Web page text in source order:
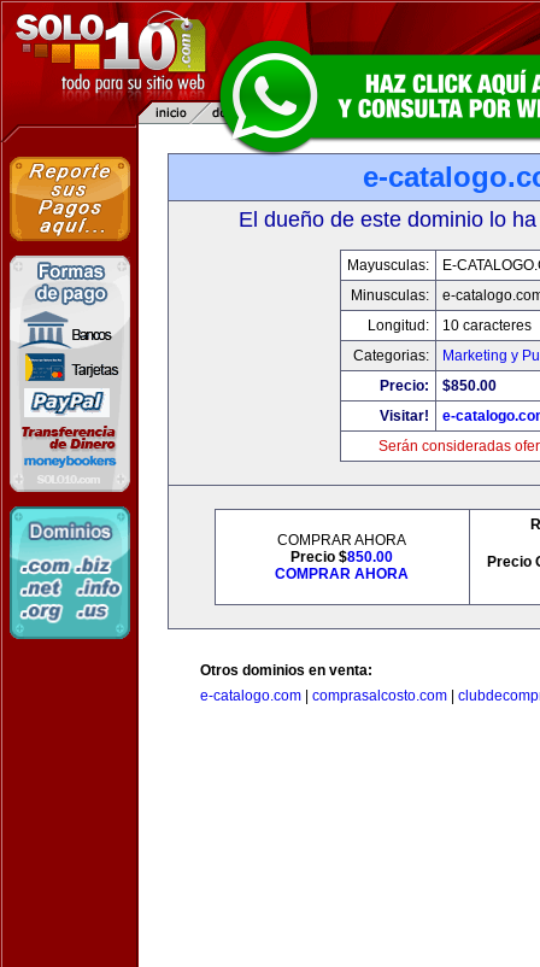
e-
El dueño de este dominio lo
Mayusculas:
E-
Minusculas:
e-
Longitud:
10 caracteres
Categorias:
Marketing y
Precio:
$850.00
Visitar!
e-
Serán consideradas
COMPRAR AHORA
Precio $850.00
COMPRAR AHORA
Precio
Otros dominios en venta:
e-catalogo.com
comprasalcosto.com